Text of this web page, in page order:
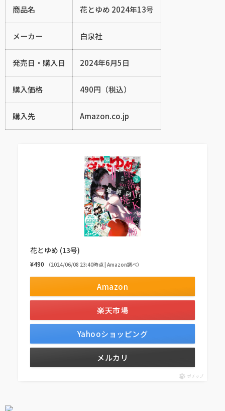
商品名 花とゆめ 2024年13号
メーカー 白泉社
発売日・購入日 2024年6月5日
購入価格 490円（税込）
購入先 Amazon.co.jp
花とゆめ (13号)
¥490 （2024/06/08 23:40時点 | Amazon調べ）
Amazon
楽天市場
Yahooショッピング
メルカリ
ポチップ